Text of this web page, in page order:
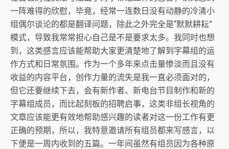
一阵难得的欣慰，毕竟，经常一连数日没有动静的冷清小
组偶尔谈论的都是翻译问题，除此之外完全是“默默耕耘”
模式，导致我常常担心自己是不是要求太多。我同时也想
到，这类感言应该能帮助大家更清楚地了解到字幕组的运
作方式和日常氛围。作为一个多年来点击量惨淡而且没有
收益的内容平台，创作力量的流失是我一直必须面对的，
但它还要继续下去，会有新作者、新电台节目制作和新的
字幕组成员，而比起刻板的招聘启事，这类非组长视角的
文章应该能更有效地帮助感兴趣的读者对这一份工作有更
正确的预期，所以，我特意邀请所有组员都来写感言，以
下便是一周内收到的五篇。一年间虽然有组员因为各种原